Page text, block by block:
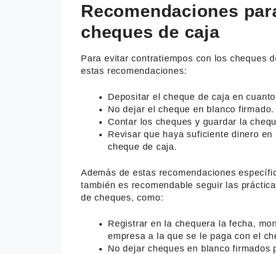
Recomendaciones
cheques de caja
Para evitar contratiempos con los cheques
estas recomendaciones:
Depositar el cheque de caja en
No dejar el cheque en blanco firmado.
Contar los cheques y guardar la
Revisar que haya suficiente dinero
cheque de caja.
Además de estas recomendaciones
también es recomendable seguir las
de cheques, como:
Registrar en la chequera la fecha,
empresa a la que se le paga con el
No dejar cheques en blanco firmados